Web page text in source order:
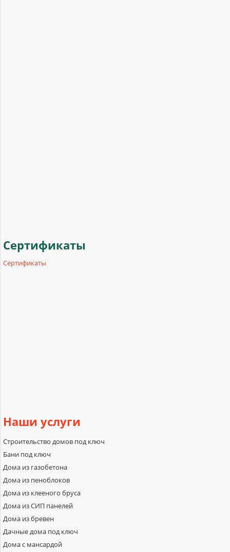
Сертификаты
Сертификаты
Наши услуги
Строительство домов под ключ
Бани под ключ
Дома из газобетона
Дома из пеноблоков
Дома из клееного бруса
Дома из СИП панелей
Дома из бревен
Дачные дома под ключ
Дома с мансардой